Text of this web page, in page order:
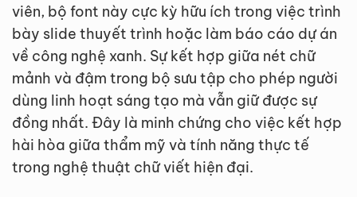
viên, bộ font này cực kỳ hữu ích trong việc trình
bày slide thuyết trình hoặc làm báo cáo dự án
về công nghệ xanh. Sự kết hợp giữa nét chữ
mảnh và đậm trong bộ sưu tập cho phép người
dùng linh hoạt sáng tạo mà vẫn giữ được sự
đồng nhất. Đây là minh chứng cho việc kết hợp
hài hòa giữa thẩm mỹ và tính năng thực tế
trong nghệ thuật chữ viết hiện đại.